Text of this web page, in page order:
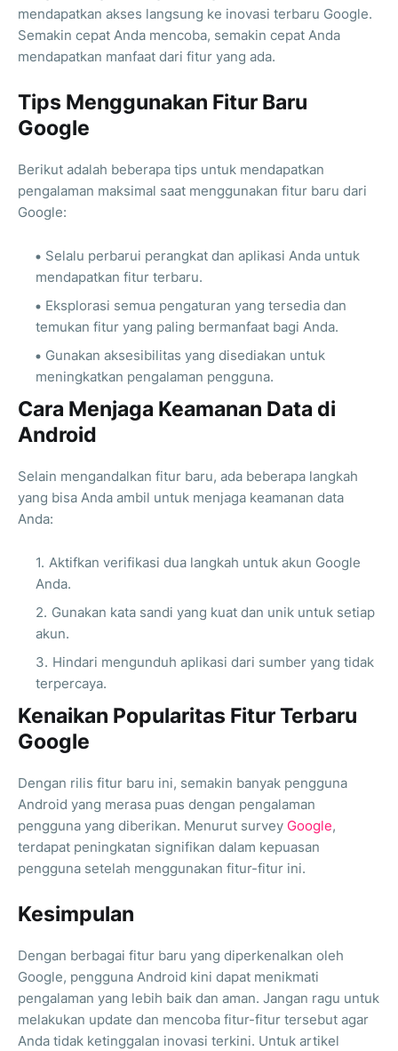
mendapatkan akses langsung ke inovasi terbaru Google.
Semakin cepat Anda mencoba, semakin cepat Anda
mendapatkan manfaat dari fitur yang ada.
Tips Menggunakan Fitur Baru
Google
Berikut adalah beberapa tips untuk mendapatkan
pengalaman maksimal saat menggunakan fitur baru dari
Google:
Selalu perbarui perangkat dan aplikasi Anda untuk
mendapatkan fitur terbaru.
Eksplorasi semua pengaturan yang tersedia dan
temukan fitur yang paling bermanfaat bagi Anda.
Gunakan aksesibilitas yang disediakan untuk
meningkatkan pengalaman pengguna.
Cara Menjaga Keamanan Data di
Android
Selain mengandalkan fitur baru, ada beberapa langkah
yang bisa Anda ambil untuk menjaga keamanan data
Anda:
Aktifkan verifikasi dua langkah untuk akun Google
Anda.
Gunakan kata sandi yang kuat dan unik untuk setiap
akun.
Hindari mengunduh aplikasi dari sumber yang tidak
terpercaya.
Kenaikan Popularitas Fitur Terbaru
Google
Dengan rilis fitur baru ini, semakin banyak pengguna
Android yang merasa puas dengan pengalaman
pengguna yang diberikan. Menurut survey Google,
terdapat peningkatan signifikan dalam kepuasan
pengguna setelah menggunakan fitur-fitur ini.
Kesimpulan
Dengan berbagai fitur baru yang diperkenalkan oleh
Google, pengguna Android kini dapat menikmati
pengalaman yang lebih baik dan aman. Jangan ragu untuk
melakukan update dan mencoba fitur-fitur tersebut agar
Anda tidak ketinggalan inovasi terkini. Untuk artikel